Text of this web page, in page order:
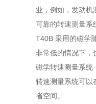
业，例如，发动机
可靠的转速测量系
T40B 采用的磁学
非常低的情况下，
磁学转速测量系统
转速测量系统可以
省空间。